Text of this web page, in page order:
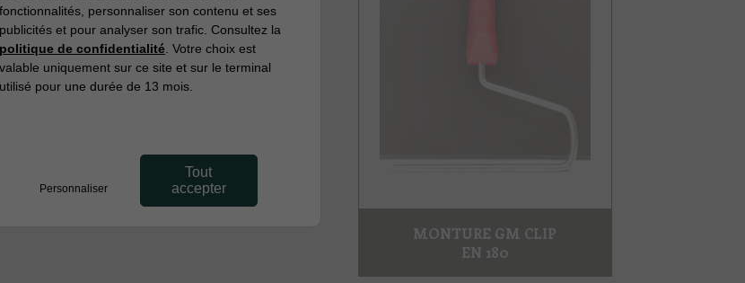
MONTURE GM CLIP
EN 180
fonctionnalités, personnaliser son contenu et ses
publicités et pour analyser son trafic. Consultez la
politique de confidentialité . Votre choix est
valable uniquement sur ce site et sur le terminal
utilisé pour une durée de 13 mois.
Tout
accepter
Personnaliser